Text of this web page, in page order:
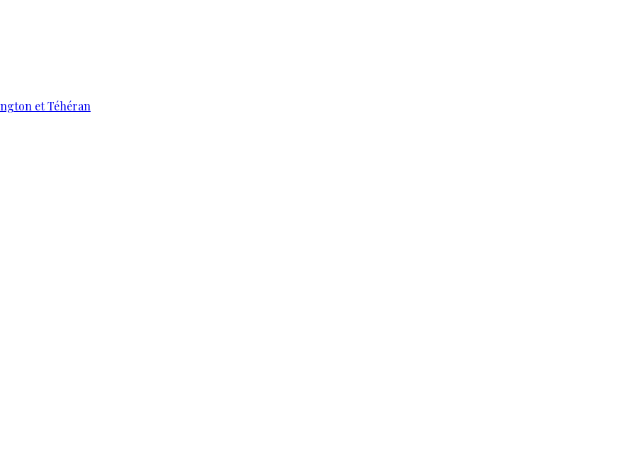
et Téhéran